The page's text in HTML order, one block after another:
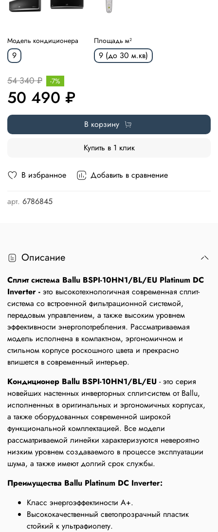
В избранное Добавить в сравнение
арт. 6786845
Модель кондиционера
9
Площадь м²
9 (до 30 м.кв)
54 340 ₽
50 490 ₽
-7%
В корзину
Купить в 1 клик
Описание
Сплит система Ballu BSPI-10HN1/BL/EU Platinum DC
Inverter - это высокотехнологичная современная сплит-
система со встроенной фильтрационной системой,
передовым управлением, а также высоким уровнем
эффективности энергопотребления. Рассматриваемая
модель исполнена в компактном, эргономичном и
стильном корпусе роскошного цвета и прекрасно
впишется в современный интерьер.
Кондиционер Ballu BSPI-10HN1/BL/EU - это серия
новейших настенных инверторных сплит-систем от Ballu,
исполненных в оригинальных и эргономичных корпусах,
а также оборудованных современной широкой
функциональной комплектацией. Все модели
рассматриваемой линейки характеризуются невероятно
низким уровнем создаваемого в процессе эксплуатации
шума, а также имеют долгий срок службы.
Преимущества Ballu Platinum DC Inverter:
Класс энергоэффектиности А+.
Высококачественный светопрозрачный пластик
стойкий к ультрафиолету.